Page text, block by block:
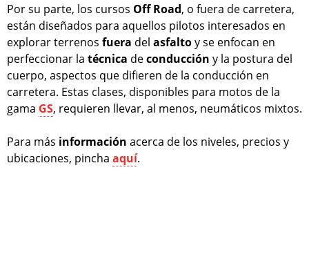
Por su parte, los cursos Off Road, o fuera de carretera,
están diseñados para aquellos pilotos interesados en
explorar terrenos fuera del asfaltoy se enfocan en
perfeccionar la técnica deconducción y la postura del
cuerpo, aspectos que difieren de la conducción en
carretera. Estas clases, disponibles para motos de la
gama GS, requieren llevar, al menos, neumáticos mixtos.
Para más información acerca de los niveles, precios y
ubicaciones, pincha aquí.